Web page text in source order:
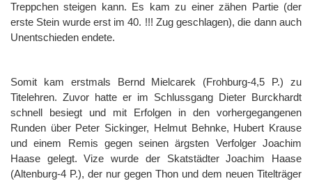
Treppchen steigen kann. Es kam zu einer zähen Partie (der
erste Stein wurde erst im 40. !!! Zug geschlagen), die dann auch
Unentschieden endete.
Somit kam erstmals Bernd Mielcarek (Frohburg-4,5 P.) zu
Titelehren. Zuvor hatte er im Schlussgang Dieter Burckhardt
schnell besiegt und mit Erfolgen in den vorhergegangenen
Runden über Peter Sickinger, Helmut Behnke, Hubert Krause
und einem Remis gegen seinen ärgsten Verfolger Joachim
Haase gelegt. Vize wurde der Skatstädter Joachim Haase
(Altenburg-4 P.), der nur gegen Thon und dem neuen Titelträger